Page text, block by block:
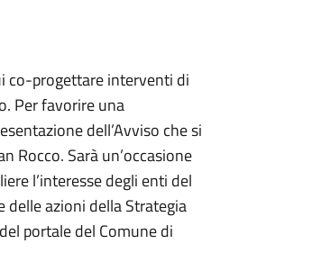
co-progettare interventi di
Per favorire una
dell’Avviso che si
Rocco. Sarà un’occasione
l’interesse degli enti del
delle azioni della Strategia
portale del Comune di